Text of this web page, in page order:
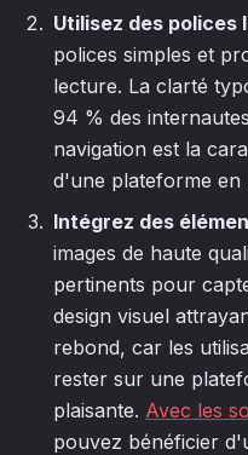
Utilisez des polices
polices simples et
lecture. La clarté
94 % des
navigation est la
d'une plateforme en
Intégrez des
images de haute
pertinents pour
design visuel
rebond, car les
rester sur une
plaisante. Avec les
pouvez bénéficier